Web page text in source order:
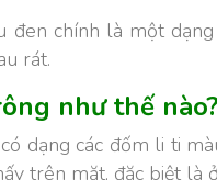
đen chính là một
rát.
như thế nào?
dạng các đốm li ti
trên mặt, đặc biệt là